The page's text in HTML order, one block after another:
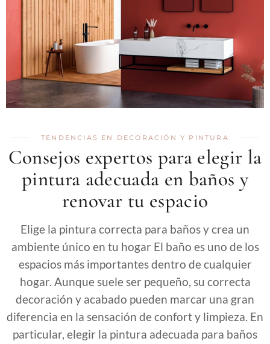
TENDENCIAS EN DECORACIÓN Y PINTURA
Consejos expertos para elegir la
pintura adecuada en baños y
renovar tu espacio
Elige la pintura correcta para baños y crea un
ambiente único en tu hogar El baño es uno de los
espacios más importantes dentro de cualquier
hogar. Aunque suele ser pequeño, su correcta
decoración y acabado pueden marcar una gran
diferencia en la sensación de confort y limpieza. En
particular, elegir la pintura adecuada para baños